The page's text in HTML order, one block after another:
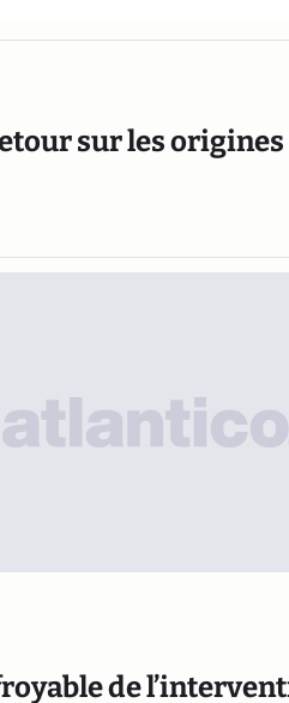
sur les origines
de